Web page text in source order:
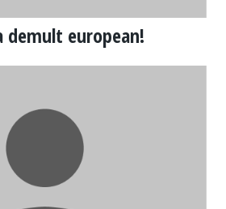
demult european!